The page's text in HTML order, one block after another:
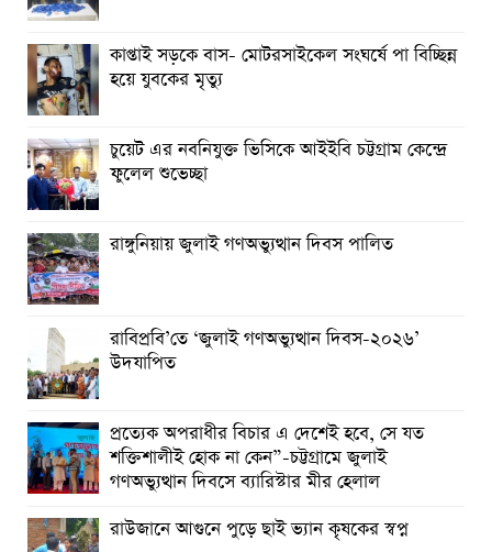
ব্রহ্মপুত্র নদে নিখোঁজ কৃষকের সন্ধান মেলেনি
রাঙ্গুনিয়ায় জুলাই গণঅভ্যুত্থান দিবস পালিত
পার্বতীপুরে জুলাই গণঅভ্যুত্থান দিবস পালন
আত্রাইয়ে যথাযোগ্য মর্যাদায় ‘জুলাই গণঅভ্যুত্থান দিবস’ পালিত
কাপ্তাই সড়কে বাস- মোটরসাইকেল সংঘর্ষে পা বিচ্ছিন্ন
হয়ে যুবকের মৃত্যু
চুয়েট এর নবনিযুক্ত ভিসিকে আইইবি চট্টগ্রাম কেন্দ্রে
ফুলেল শুভেচ্ছা
রাঙ্গুনিয়ায় জুলাই গণঅভ্যুত্থান দিবস পালিত
রাবিপ্রবি’তে ‘জুলাই গণঅভ্যুত্থান দিবস-২০২৬’
উদযাপিত
প্রত্যেক অপরাধীর বিচার এ দেশেই হবে, সে যত
শক্তিশালীই হোক না কেন”-চট্টগ্রামে জুলাই
গণঅভ্যুত্থান দিবসে ব্যারিস্টার মীর হেলাল
রাউজানে আগুনে পুড়ে ছাই ভ্যান কৃষকের স্বপ্ন